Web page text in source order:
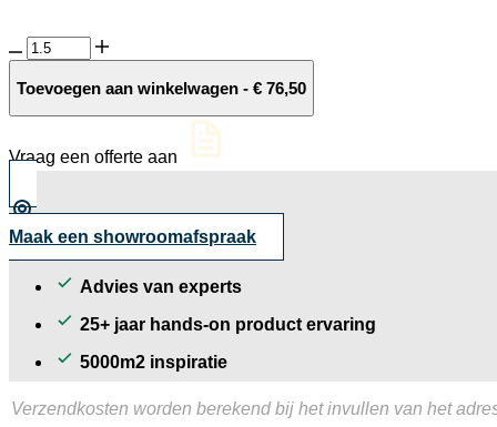
Plat
gestraat
Straakbaksteen
Toevoegen aan winkelwagen - € 76,50
Vraag een offerte aan
Maak een showroomafspraak
Advies van experts
25+ jaar hands-on product ervaring
5000m2 inspiratie
Verzendkosten worden berekend bij het invullen van het